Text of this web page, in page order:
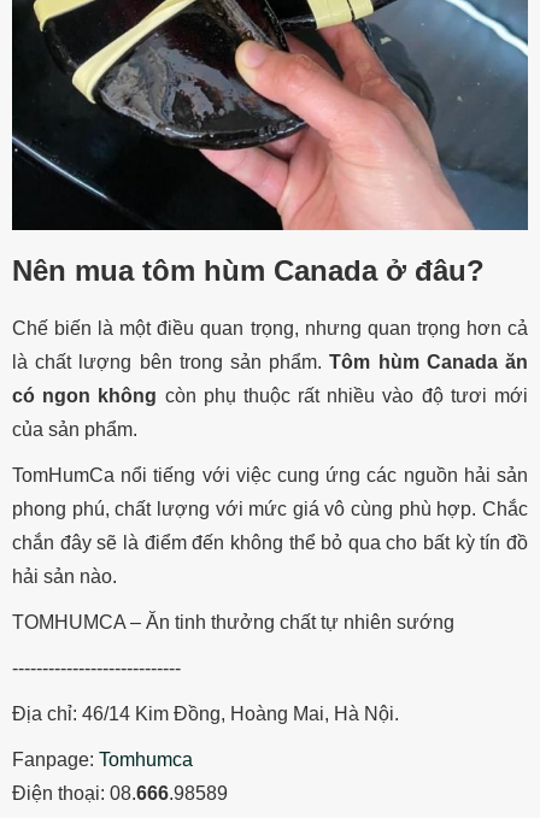
Nên mua tôm hùm Canada ở đâu?
Chế biến là một điều quan trọng, nhưng quan trọng hơn cả
là chất lượng bên trong sản phẩm.Tôm hùm Canada ăn
có ngon không còn phụ thuộc rất nhiều vào độ tươi mới
của sản phẩm.
TomHumCa nổi tiếng với việc cung ứng các nguồn hải sản
phong phú, chất lượng với mức giá vô cùng phù hợp. Chắc
chắn đây sẽ là điểm đến không thể bỏ qua cho bất kỳ tín đồ
hải sản nào.
TOMHUMCA – Ăn tinh thưởng chất tự nhiên sướng
----------------------------
Địa chỉ: 46/14 Kim Đồng, Hoàng Mai, Hà Nội.
Fanpage: Tomhumca
Điện thoại: 08.666.98589